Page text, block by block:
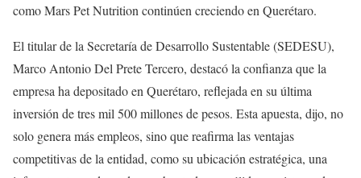
como Mars Pet Nutrition continúen creciendo en Querétaro.
El titular de la Secretaría de Desarrollo Sustentable (SEDESU),
Marco Antonio Del Prete Tercero, destacó la confianza que la
empresa ha depositado en Querétaro, reflejada en su última
inversión de tres mil 500 millones de pesos. Esta apuesta, dijo, no
solo genera más empleos, sino que reafirma las ventajas
competitivas de la entidad, como su ubicación estratégica, una